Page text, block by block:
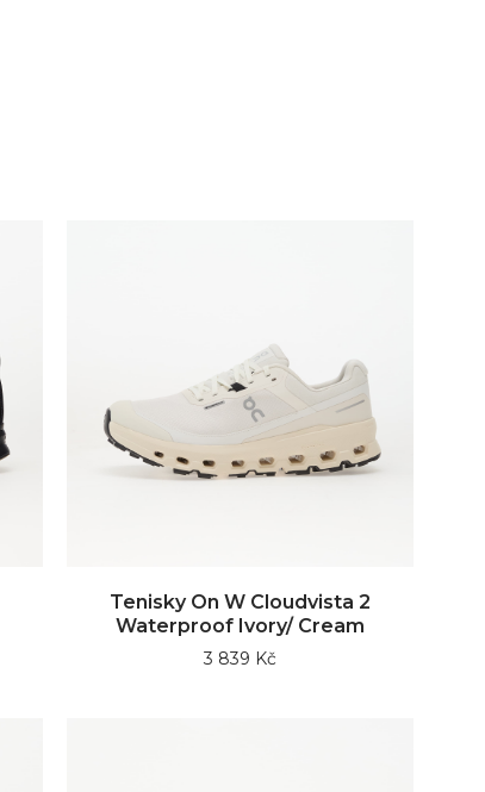
Tenisky On W Cloudvista 2
Waterproof Ivory/ Cream
3 839 Kč